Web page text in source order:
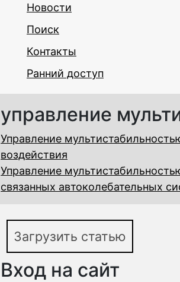
Новости
Поиск
Контакты
Ранний доступ
управление
Управление
воздействия
Управление
связанных автоколебательных
Загрузить статью
Вход на сайт